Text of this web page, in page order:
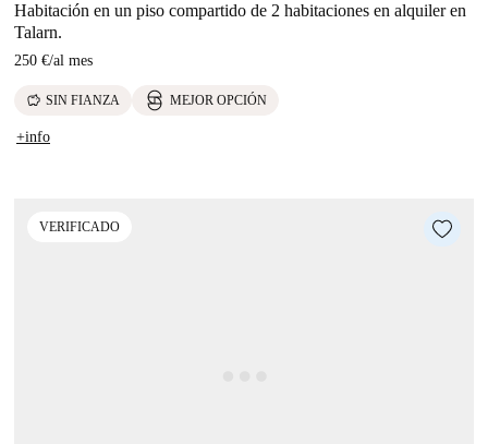
Habitación en un piso compartido de 2 habitaciones en alquiler en
Talarn.
250 €/al mes
savings SIN FIANZA MEJOR OPCIÓN
+info
VERIFICADO